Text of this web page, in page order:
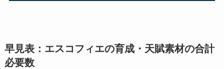
早見表：エスコフィエの育成・天賦素材の合計
必要数